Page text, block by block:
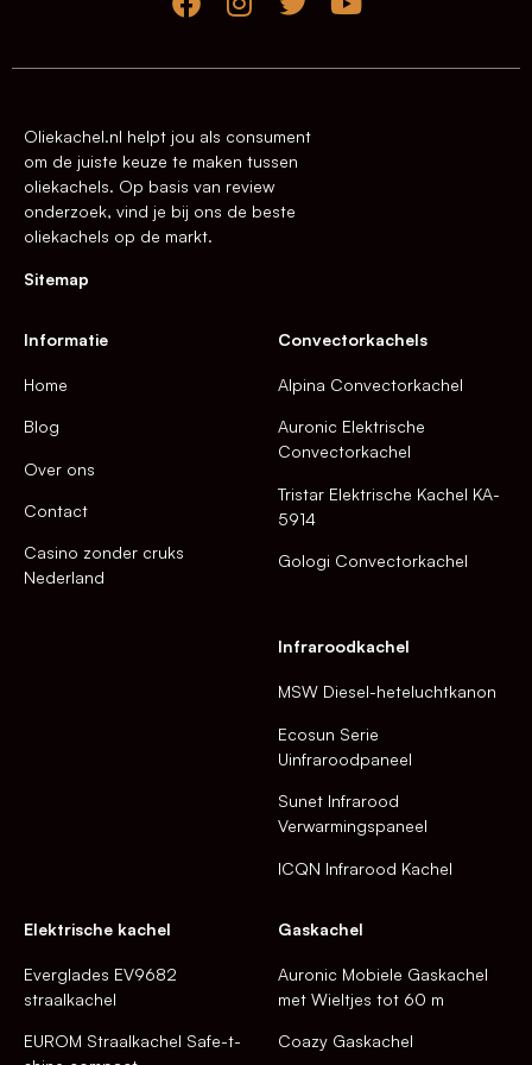
Oliekachel.nl helpt jou als consument
om de juiste keuze te maken tussen
oliekachels. Op basis van review
onderzoek, vind je bij ons de beste
oliekachels op de markt.
Sitemap
Informatie
Home
Blog
Over ons
Contact
Casino zonder cruks
Nederland
Convectorkachels
Alpina Convectorkachel
Auronic Elektrische
Convectorkachel
Tristar Elektrische Kachel KA-
5914
Gologi Convectorkachel
Infraroodkachel
MSW Diesel-heteluchtkanon
Ecosun Serie
Uinfraroodpaneel
Sunet Infrarood
Verwarmingspaneel
ICQN Infrarood Kachel
Elektrische kachel
Everglades EV9682
straalkachel
EUROM Straalkachel Safe-t-
Gaskachel
Auronic Mobiele Gaskachel
met Wieltjes tot 60 m
Coazy Gaskachel